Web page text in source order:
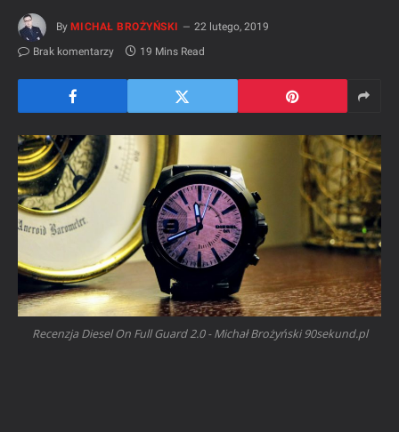
By MICHAŁ BROŻYŃSKI
22 lutego, 2019
Brak komentarzy
19 Mins Read
Recenzja Diesel On Full Guard 2.0 - Michał Brożyński 90sekund.pl